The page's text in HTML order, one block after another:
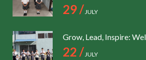
29 /JULY
Grow, Lead, Inspire:
22 /JULY